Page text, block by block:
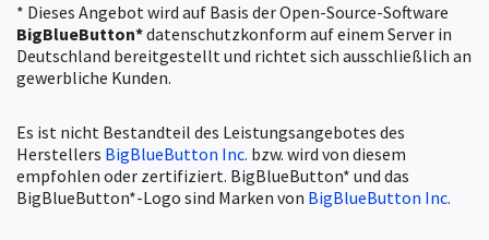
* Dieses Angebot wird auf Basis der Open-Source-Software
BigBlueButton*datenschutzkonform auf einem Server in
Deutschland bereitgestellt und richtet sich ausschließlich an
gewerbliche Kunden.
Es ist nicht Bestandteil des Leistungsangebotes des
Herstellers BigBlueButton Inc. bzw. wird von diesem
empfohlen oder zertifiziert. BigBlueButton* und das
BigBlueButton*-Logo sind Marken von BigBlueButton Inc.